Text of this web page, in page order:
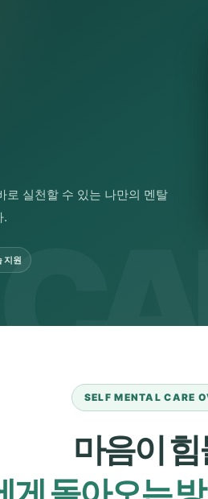
로 실천할 수 있는 나만의 멘탈
.
지원
SELF MENTAL CARE
마음이 힘